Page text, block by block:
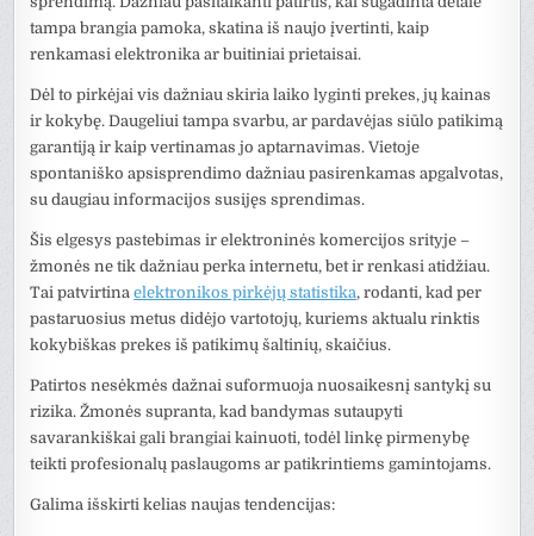
tampa brangia pamoka, skatina iš naujo įvertinti, kaip
renkamasi elektronika ar buitiniai prietaisai.
Dėl to pirkėjai vis dažniau skiria laiko lyginti prekes, jų kainas
ir kokybę. Daugeliui tampa svarbu, ar pardavėjas siūlo patikimą
garantiją ir kaip vertinamas jo aptarnavimas. Vietoje
spontaniško apsisprendimo dažniau pasirenkamas apgalvotas,
su daugiau informacijos susijęs sprendimas.
Šis elgesys pastebimas ir elektroninės komercijos srityje –
žmonės ne tik dažniau perka internetu, bet ir renkasi atidžiau.
Tai patvirtinaelektronikos pirkėjų statistika, rodanti, kad per
pastaruosius metus didėjo vartotojų, kuriems aktualu rinktis
kokybiškas prekes iš patikimų šaltinių, skaičius.
Patirtos nesėkmės dažnai suformuoja nuosaikesnį santykį su
rizika. Žmonės supranta, kad bandymas sutaupyti
savarankiškai gali brangiai kainuoti, todėl linkę pirmenybę
teikti profesionalų paslaugoms ar patikrintiems gamintojams.
Galima išskirti kelias naujas tendencijas: